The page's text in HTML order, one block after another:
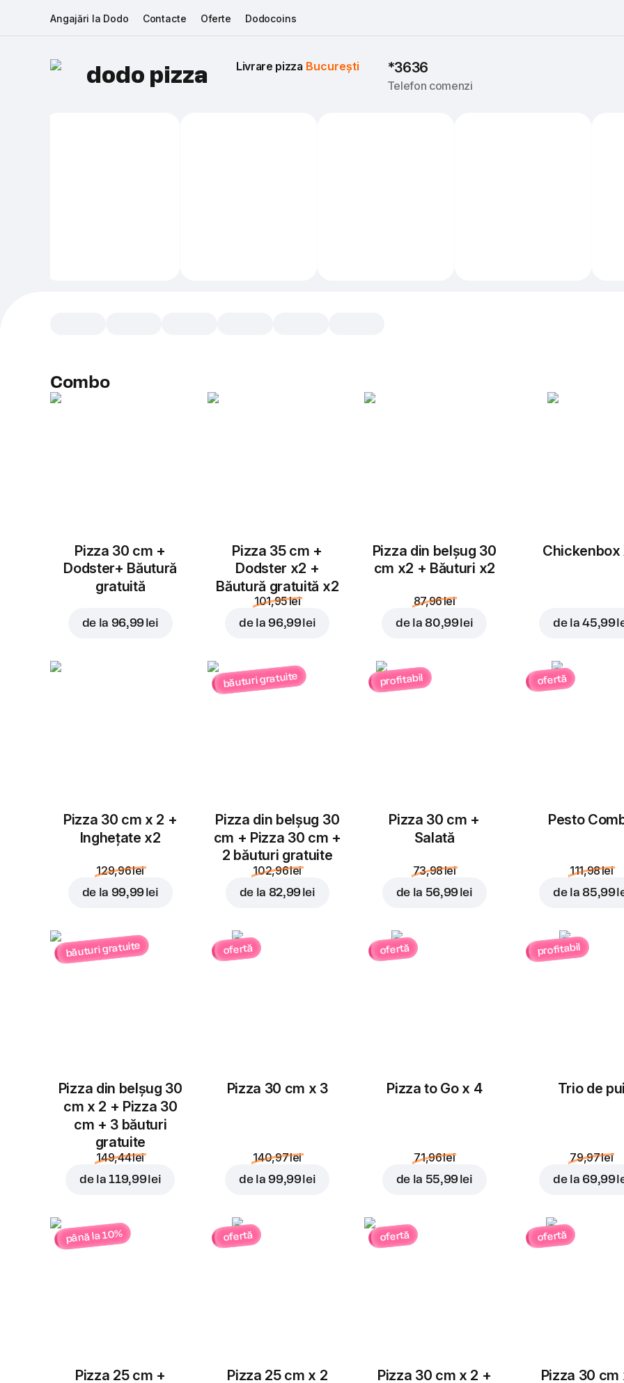
Angajări la Dodo Contacte Oferte Dodocoins
dodo pizza Livrare pizza București *3636
Telefon comenzi
la cuptor! Asezonați
Personalizează
În coș
Combo
Pizza 30 cm +
Dodster+ Băutură
gratuită
de la 96,99 lei
Pizza 35 cm +
Dodster x2 +
Băutură gratuită x2
101,95 lei
de la 96,99 lei
Pizza din belșug 30
cm x2 + Băuturi x2
87,96 lei
de la 80,99 lei
Chickenbox
de la45,99
Pizza 30 cm x 2 +
Inghețate x2
129,96 lei
de la 99,99 lei
băuturi gratuite
Pizza din belșug 30
cm + Pizza 30 cm +
2 băuturi gratuite
102,96 lei
de la 82,99 lei
profitabil
Pizza 30 cm +
Salată
73,98 lei
de la 56,99 lei
ofertă
Pesto
111,98 lei
de la 85,99
băuturi gratuite
Pizza din belșug 30
cm x 2 + Pizza 30
cm + 3 băuturi
gratuite
149,44 lei
de la119,99 lei
ofertă
Pizza 30 cm x 3
140,97 lei
de la 99,99 lei
ofertă
Pizza to Go x 4
71,96 lei
de la 55,99 lei
profitabil
Trio de
79,97 lei
de la 69,99
până la 10%
Pizza 25 cm +
ofertă
Pizza 25 cm x 2
ofertă
Pizza 30 cm x 2 +
ofertă
Pizza 30 cm